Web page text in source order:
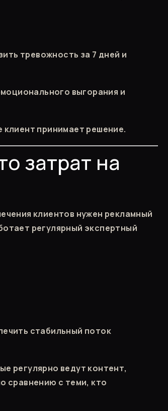
тревожность за 7 дней и
выгорания и
принимает решение.
затрат на
клиентов нужен рекламный
регулярный экспертный
стабильный поток
регулярно ведут контент,
сравнению с теми, кто